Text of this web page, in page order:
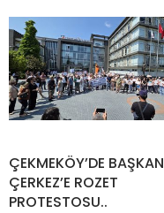
ÇEKMEKÖY’DE BAŞKAN
ÇERKEZ’E ROZET
PROTESTOSU..